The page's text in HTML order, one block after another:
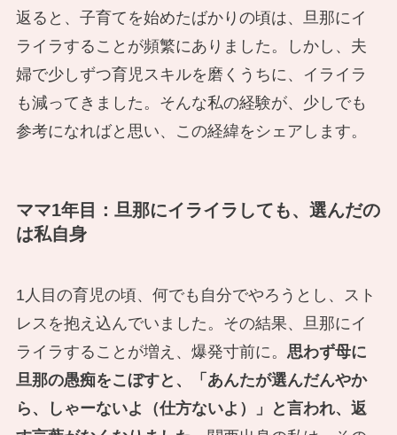
返ると、子育てを始めたばかりの頃は、旦那にイ
ライラすることが頻繁にありました。しかし、夫
婦で少しずつ育児スキルを磨くうちに、イライラ
も減ってきました。そんな私の経験が、少しでも
参考になればと思い、この経緯をシェアします。
ママ1年目：旦那にイライラしても、選んだの
は私自身
1人目の育児の頃、何でも自分でやろうとし、スト
レスを抱え込んでいました。その結果、旦那にイ
ライラすることが増え、爆発寸前に。 思わず母に
旦那の愚痴をこぼすと、「あんたが選んだんやか
ら、しゃーないよ（仕方ないよ）」と言われ、返